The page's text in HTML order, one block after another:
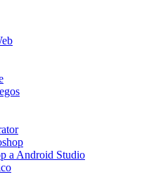
a Android Studio